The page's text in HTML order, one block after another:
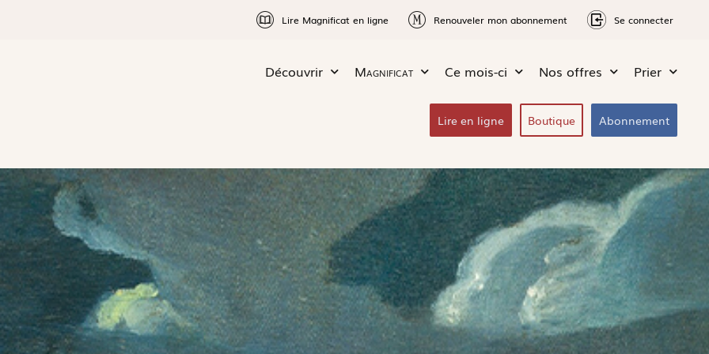
Lire Magnificat en ligne Renouveler mon abonnement Se connecter
Découvrir Magnificat Ce mois-ci Nos offres Prier
Lire en ligne Boutique Abonnement